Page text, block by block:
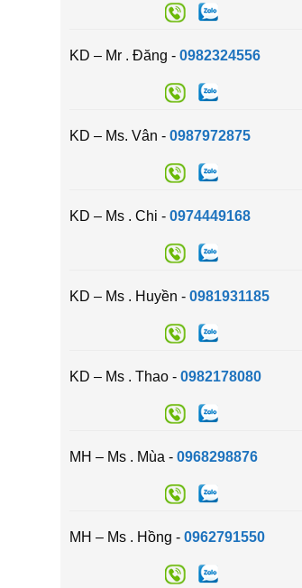
KD – Mr . Đăng - 0982324556
KD – Ms. Vân - 0987972875
KD – Ms . Chi - 0974449168
KD – Ms . Huyền - 0981931185
KD – Ms . Thao - 0982178080
MH – Ms . Mùa - 0968298876
MH – Ms . Hồng - 0962791550